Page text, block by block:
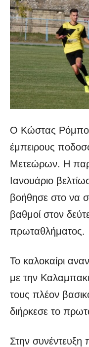
Ο Κώστας
έμπειρους
Μετεώρων. Η
Ιανουάριο
βοήθησε στο να
βαθμοί στον
πρωταθλήματος.
Το καλοκαίρι
με την
τους πλέον
διήρκεσε το
Στην